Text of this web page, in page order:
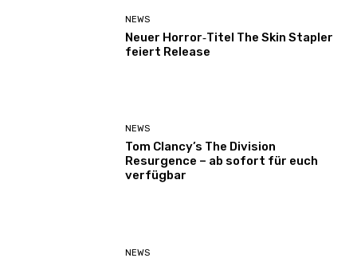
NEWS
Neuer Horror‑Titel The Skin Stapler
feiert Release
NEWS
Tom Clancy’s The Division
Resurgence – ab sofort für euch
verfügbar
NEWS